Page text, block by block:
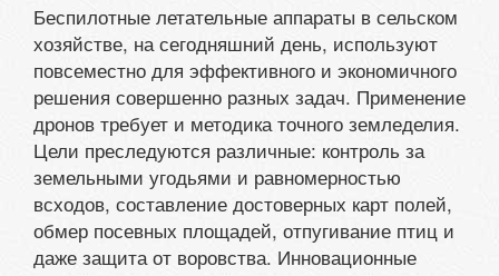
Беспилотные летательные аппараты в сельском
хозяйстве, на сегодняшний день, используют
повсеместно для эффективного и экономичного
решения совершенно разных задач. Применение
дронов требует и методика точного земледелия.
Цели преследуются различные: контроль за
земельными угодьями и равномерностью
всходов, составление достоверных карт полей,
обмер посевных площадей, отпугивание птиц и
даже защита от воровства. Инновационные